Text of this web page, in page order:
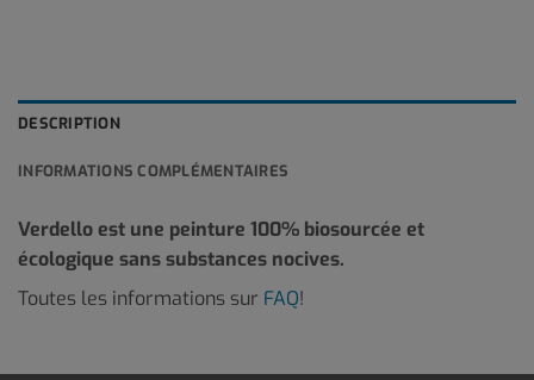
DESCRIPTION
INFORMATIONS COMPLÉMENTAIRES
Verdello est une peinture 100% biosourcée et
écologique sans substances nocives.
Toutes les informations sur FAQ!